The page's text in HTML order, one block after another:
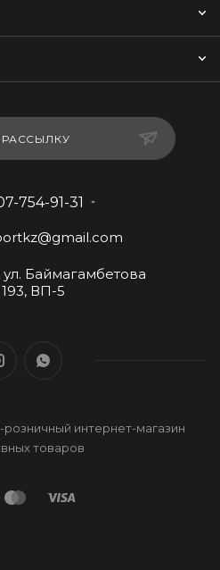
754-91-31
ул. Баймагамбетова
193, ВП-5
интернет-магазин
товаров